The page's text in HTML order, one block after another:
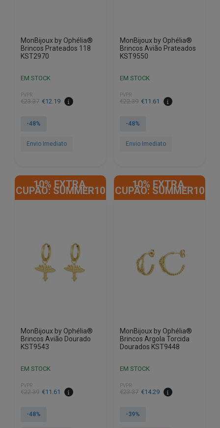
MonBijoux by Ophélia®
Brincos Prateados 118
KST2970
EM STOCK
PVPR
€23.37
O
original
€23.37.
€12.19
O
atual
€12.19.
-48%
Envio Imediato
MonBijoux by Ophélia®
Brincos Avião Prateados
KST9550
EM STOCK
PVPR
€22.39
O
original
€22.39.
€11.61
O
atual
€11.61.
-48%
Envio Imediato
10% EXTRA,
CUPÃO: SUMMER10
MonBijoux by Ophélia®
Brincos Avião Dourado
KST9543
EM STOCK
PVPR
€22.39
O
original
€11.61
O
atual
-48%
10% EXTRA,
CUPÃO: SUMMER10
MonBijoux by Ophélia®
Brincos Argola Torcida
Dourados KST9448
EM STOCK
PVPR
€23.37
O
original
€14.29
O
atual
-39%